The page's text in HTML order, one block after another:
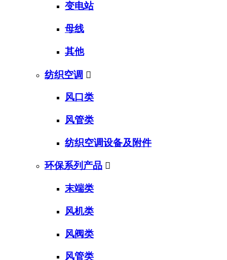
变电站
母线
其他
纺织空调 
风口类
风管类
纺织空调设备及附件
环保系列产品 
末端类
风机类
风阀类
风管类